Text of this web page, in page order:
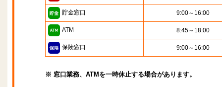
貯金窓口 9:00～16:00
ATM 8:45～18:00
保険窓口 9:00～16:00
※ 窓口業務、ATMを一時休止する場合があります。